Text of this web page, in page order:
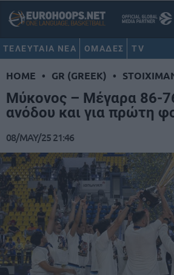
ΤΕΛΕΥΤΑΙΑ ΝΕΑ ΟΜΑΔΕΣ TV
HOME • GR (GREEK) •
Μύκονος – Μέγαρα 86-
ανόδου και για πρώτη
08/MAY/25 21:46